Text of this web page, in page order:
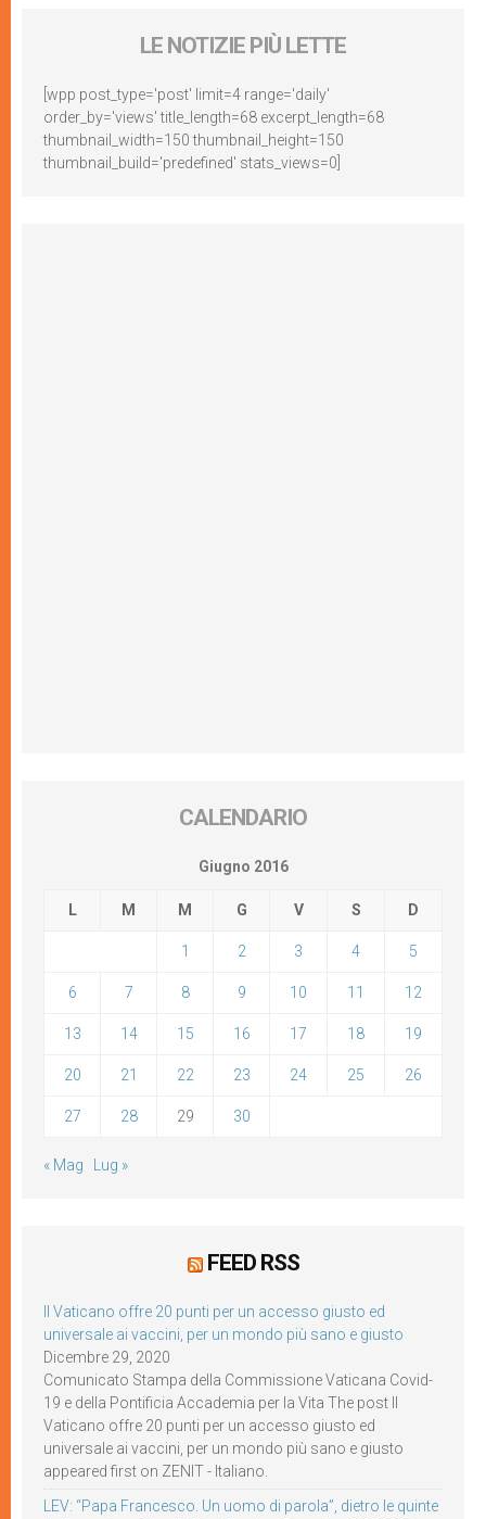
LE NOTIZIE PIÙ LETTE
[wpp post_type='post' limit=4 range='daily'
order_by='views' title_length=68 excerpt_length=68
thumbnail_width=150 thumbnail_height=150
thumbnail_build='predefined' stats_views=0]
CALENDARIO
Giugno 2016
L M M G V S D
1 2 3 4 5
6 7 8 9 10 11 12
13 14 15 16 17 18 19
20 21 22 23 24 25 26
27 28 29 30
« Mag Lug »
FEED RSS
Il Vaticano offre 20 punti per un accesso giusto ed
universale ai vaccini, per un mondo più sano e giusto
Dicembre 29, 2020
Comunicato Stampa della Commissione Vaticana Covid-
19 e della Pontificia Accademia per la Vita The post Il
Vaticano offre 20 punti per un accesso giusto ed
universale ai vaccini, per un mondo più sano e giusto
appeared first on ZENIT - Italiano.
LEV: “Papa Francesco. Un uomo di parola”, dietro le quinte